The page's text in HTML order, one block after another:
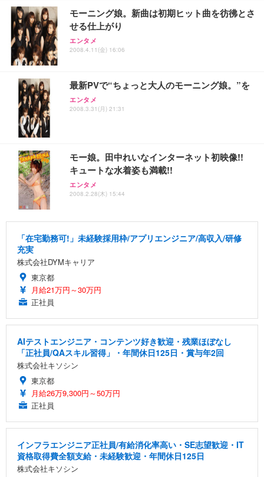
務用 おしゃれ パソコンチェア (ホワイト)
ANDWINT オフィスチェア デスクチェア 肘なし メ
ッシュ 通気性 ランバーサポート付き 腰サポート ガ
ス圧無段階昇降 360度回転 キャスター付き コンパク
【MiniLED/24.5inch/280Hz/FHD】GRAPHT THE S
HOOTER Gaming Monitor 24” Essential ゲーミン
グモニター QD 24.5インチ 1ms FHD 量子ドット 残
アイリスオーヤマ ペットシーツ 超厚型 お徳用 レギ
ュラー 200枚入【Amazon.co.jp限定】
モーニング娘。新曲は初期ヒット曲を彷彿とさ
せる仕上がり
エンタメ
2008.4.11(金) 16:06
最新PVで“ちょっと大人のモーニング娘。”を
エンタメ
2008.3.31(月) 21:31
モー娘。田中れいなインターネット初映像!!
キュートな水着姿も満載!!
エンタメ
2008.2.28(木) 15:44
「在宅勤務可!」未経験採用枠/アプリエンジニア/高収入/研修
充実
株式会社DYMキャリア
東京都
月給21万円～30万円
正社員
AIテストエンジニア・コンテンツ好き歓迎・残業ほぼなし
「正社員/QAスキル習得」・年間休日125日・賞与年2回
株式会社キソシン
東京都
月給26万9,300円～50万円
正社員
インフラエンジニア正社員/有給消化率高い・SE志望歓迎・IT
資格取得費全額支給・未経験歓迎・年間休日125日
株式会社キソシン